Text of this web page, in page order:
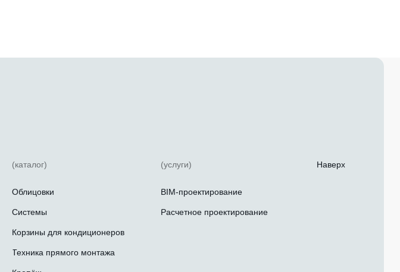
(каталог) (услуги) Наверх
Облицовки
Системы
Корзины для кондиционеров
BIM-проектирование
Расчетное проектирование
Техника прямого монтажа